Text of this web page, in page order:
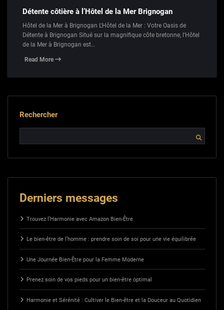
Détente côtière à l’Hôtel de la Mer Brignogan
Hôtel de la Mer à Brignogan L'Hôtel de la Mer : Votre Oasis de
Détente à Brignogan Situé sur la magnifique côte bretonne, l'Hôtel
de la Mer à Brignogan est…
Read More
Rechercher
Derniers messages
Trouvez l’Harmonie avec Amazon Bien-Être
Le bien-être de l’homme : prendre soin de soi pour une vie équilibrée
Une Journée Bien-Être pour la Femme Moderne
Prenez soin de vos pieds pour un bien-être optimal
Harmonie et Sérénité : Cultiver le Bien-être et la Douceur au Quotidien